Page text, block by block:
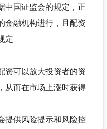
中国证监会的规定，正
金融机构进行，且配资
定
资可以放大投资者的资
从而在市场上涨时获得
提供风险提示和风险控